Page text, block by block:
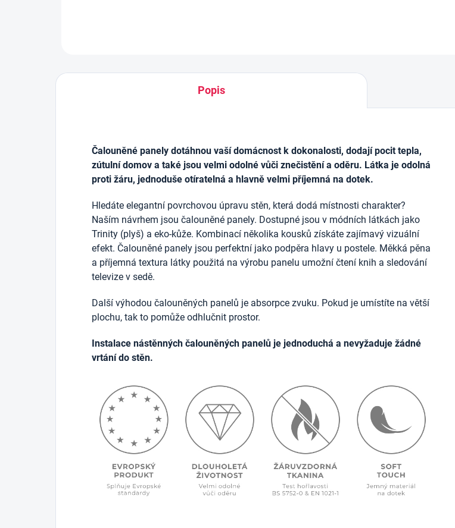
Popis
Čalouněné panely dotáhnou vaší domácnost k dokonalosti, dodají pocit tepla,
zútulní domov a také jsou velmi odolné vůči znečistění a oděru. Látka je odolná
proti žáru, jednoduše otíratelná a hlavně velmi příjemná na dotek.
Hledáte elegantní povrchovou úpravu stěn, která dodá místnosti charakter?
Naším návrhem jsou čalouněné panely. Dostupné jsou v módních látkách jako
Trinity (plyš) a eko-kůže. Kombinací několika kousků získáte zajímavý vizuální
efekt. Čalouněné panely jsou perfektní jako podpěra hlavy u postele. Měkká pěna
a příjemná textura látky použitá na výrobu panelu umožní čtení knih a sledování
televize v sedě.
Další výhodou čalouněných panelů je absorpce zvuku. Pokud je umístíte na větší
plochu, tak to pomůže odhlučnit prostor.
Instalace nástěnných čalouněných panelů je jednoduchá a nevyžaduje žádné
vrtání do stěn.